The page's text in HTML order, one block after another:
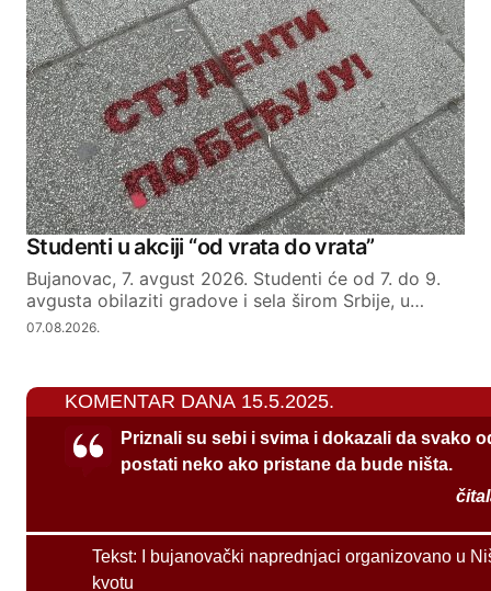
Studenti u akciji “od vrata do vrata”
Bujanovac, 7. avgust 2026. Studenti će od 7. do 9.
avgusta obilaziti gradove i sela širom Srbije, u…
07.08.2026.
KOMENTAR DANA 15.5.2025.
Priznali su sebi i svima i dokazali da svako
postati neko ako pristane da bude ništa.
Tekst:
I bujanovački naprednjaci organizovano u
kvotu